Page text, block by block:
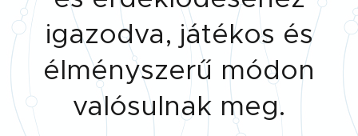
igazodva, játékos és
élményszerű módon
valósulnak meg.